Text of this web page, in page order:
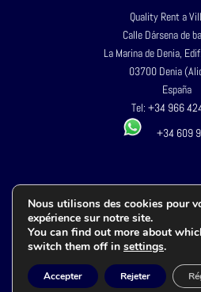
Quality Rent a
Calle Dársena de
La Marina de Denia,
03700 Denia
España
Tel: +34 966
+34 609
Política de
Política de
Terminos y
Nous utilisons des cookies pour
expérience sur notre site.
You can find out more about
switch them off in settings.
Accepter Rejeter